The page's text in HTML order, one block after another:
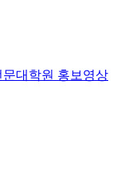
대학원 홍보영상